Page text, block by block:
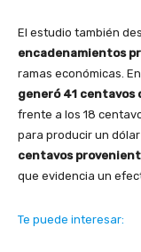
El estudio también
encadenamientos
ramas económicas.
generó 41
frente a los 18
para producir un
centavos
que evidencia un
Te puede interesar: